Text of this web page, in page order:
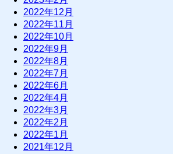
2022年12月
2022年11月
2022年10月
2022年9月
2022年8月
2022年7月
2022年6月
2022年4月
2022年3月
2022年2月
2022年1月
2021年12月